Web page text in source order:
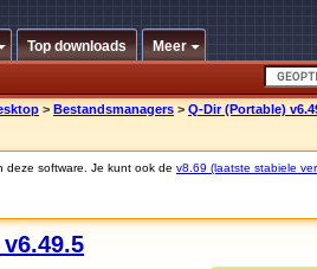
Top downloads Meer
> Bestandsmanagers > Q-Dir (Portable)
deze software. Je kunt ook de v8.69 (laatste stabiele